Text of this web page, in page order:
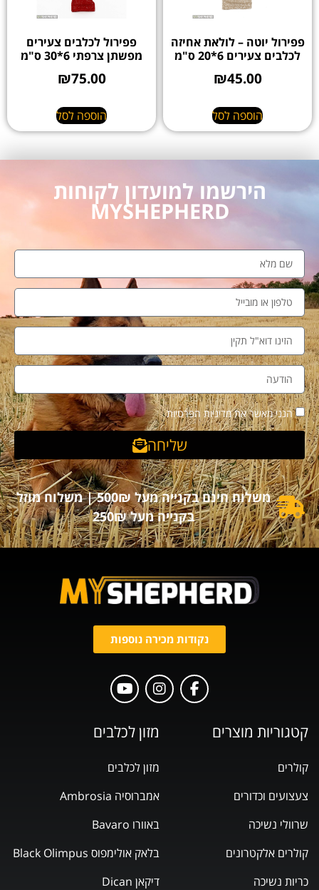
פפירול יוטה – לולאת אחיזה
לכלבים צעירים 6*20 ס"מ
₪45.00
הוספה לסל
פפירול לכלבים צעירים
מפשתן צרפתי 6*30 ס"מ
₪75.00
הוספה לסל
הירשמו למועדון לקוחות
MYSHEPHERD
הנני מאשר את מדיניות הפרטיות
שליחה
משלוח חינם בקנייה מעל 500₪ | משלוח מוזל
בקנייה מעל 250₪
מזון לכלבים
מזון לכלבים
אמברוסיה Ambrosia
באוורו Bavaro
בלאק אולימפוס Black Olimpus
דיקאן Dican
קטגוריות מוצרים
קולרים
צעצועים וכדורים
שרוולי נשיכה
קולרים אלקטרונים
כריות נשיכה
נקודות מכירה נוספות